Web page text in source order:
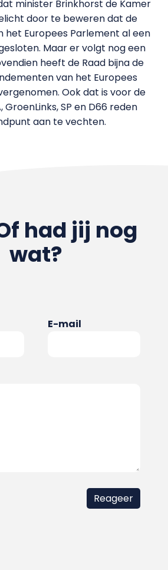
minister Brinkhorst de Kamer
door te beweren dat de
het Europees Parlement al een
Maar er volgt nog een
heeft de Raad bijna de
van het Europees
Ook dat is voor de
SP en D66 reden
aan te vechten.
had jij nog
wat?
E-mail